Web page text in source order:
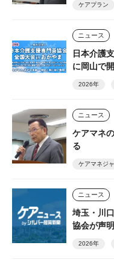
ケアプラン
ニュース
日本介護
に岡山で
2026年
ニュース
ケアマネ
る
ケアマネジ
ニュース
埼玉・川
協会が声明
2026年